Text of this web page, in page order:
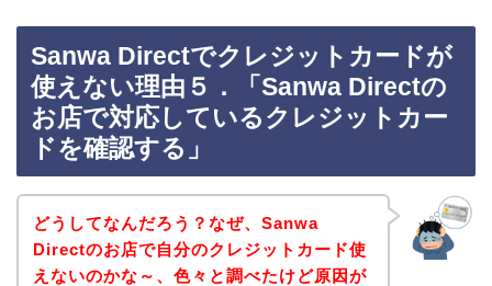
Sanwa Directでクレジットカードが
使えない理由５．「Sanwa Directの
お店で対応しているクレジットカー
ドを確認する」
どうしてなんだろう？なぜ、Sanwa
Directのお店で自分のクレジットカード使
えないのかな～、色々と調べたけど原因が